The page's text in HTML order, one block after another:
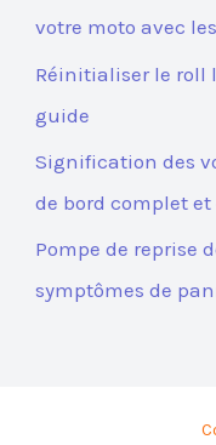
votre moto avec
Réinitialiser le roll
guide
Signification des
de bord complet
Pompe de reprise
symptômes de